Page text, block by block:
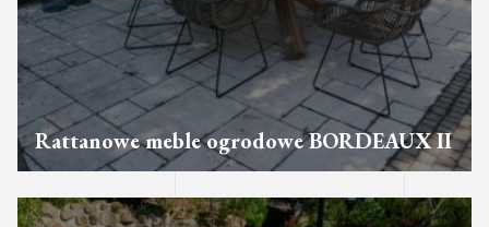
Rattanowe meble ogrodowe BORDEAUX II